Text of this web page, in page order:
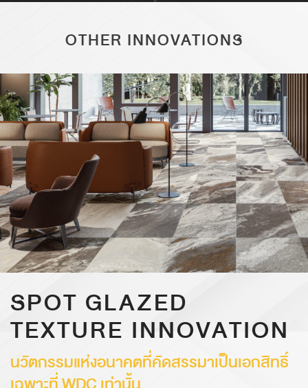
OTHER INNOVATIONS
SPOT GLAZED
TEXTURE INNOVATION
นวัตกรรมแห่งอนาคตที่คัดสรรมาเป็นเอกสิทธิ์